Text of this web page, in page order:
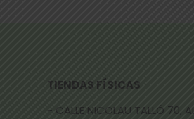
TIENDAS FÍSICAS
- CALLE NICOLAU TALLÓ 70,